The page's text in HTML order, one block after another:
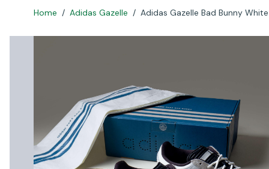
Home / Adidas Gazelle / Adidas Gazelle Bad Bunny